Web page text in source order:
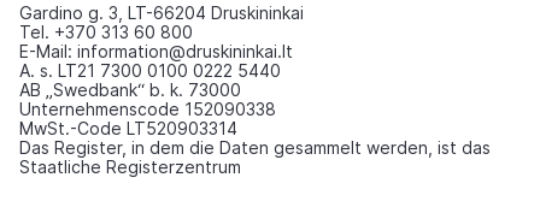
Gardino g. 3, LT-66204 Druskininkai
Tel. +370 313 60 800
E-Mail: information@druskininkai.lt
A. s. LT21 7300 0100 0222 5440
AB „Swedbank“ b. k. 73000
Unternehmenscode 152090338
MwSt.-Code LT520903314
Das Register, in dem die Daten gesammelt werden, ist das
Staatliche Registerzentrum